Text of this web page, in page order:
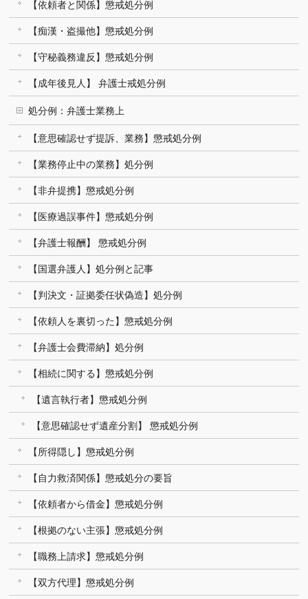
【依頼者と関係】懲戒処分例
【痴漢・盗撮他】懲戒処分例
【守秘義務違反】懲戒処分例
【成年後見人】 弁護士戒処分例
処分例：弁護士業務上
【意思確認せず提訴、業務】懲戒処分例
【業務停止中の業務】処分例
【非弁提携】懲戒処分例
【医療過誤事件】懲戒処分例
【弁護士報酬】 懲戒処分例
【国選弁護人】処分例と記事
【判決文・証拠委任状偽造】処分例
【依頼人を裏切った】懲戒処分例
【弁護士会費滞納】処分例
【相続に関する】懲戒処分例
【遺言執行者】懲戒処分例
【意思確認せず遺産分割】 懲戒処分例
【所得隠し】懲戒処分例
【自力救済関係】懲戒処分の要旨
【依頼者から借金】懲戒処分例
【根拠のない主張】懲戒処分例
【職務上請求】懲戒処分例
【双方代理】懲戒処分例